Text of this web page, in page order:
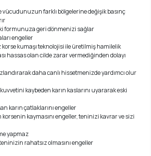
farklı bölgelerine değişik basınç
formunuza geri dönmenizi sağlar
engeller
kumaşı teknolojisi ile üretilmiş hamilelik
hassas olan cilde zarar vermediğinden dolayı
daha canlı hissetmenizde yardımcı olur
kaybeden karın kaslarını uyararak eski
karın çatlaklarını engeller
kaymasını engeller, teninizi kavrar ve sizi
yapmaz
rahatsız olmasını engeller